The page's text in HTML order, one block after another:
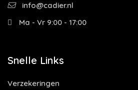
info@cadier.nl
Ma - Vr 9:00 - 17:00
Snelle Links
Verzekeringen